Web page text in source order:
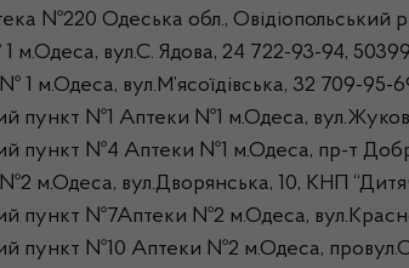
№220 Одеська обл., Овідіопольський
вул.С. Ядова, 24 722-93-94,
м.Одеса, вул.М’ясоїдівська, 32 709-95-
пункт №1 Аптеки №1 м.Одеса,
№4 Аптеки №1 м.Одеса, пр-т
вул.Дворянська, 10, КНП
№7Аптеки №2 м.Одеса,
пункт №10 Аптеки №2 м.Одеса,